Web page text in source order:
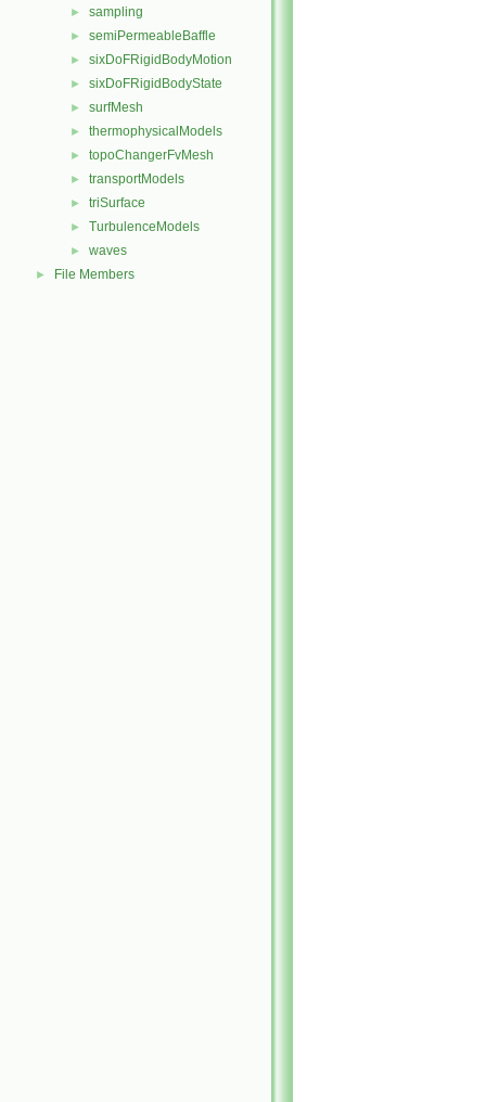
► sampling
► semiPermeableBaffle
► sixDoFRigidBodyMotion
► sixDoFRigidBodyState
► surfMesh
► thermophysicalModels
► topoChangerFvMesh
► transportModels
► triSurface
► TurbulenceModels
► waves
► File Members